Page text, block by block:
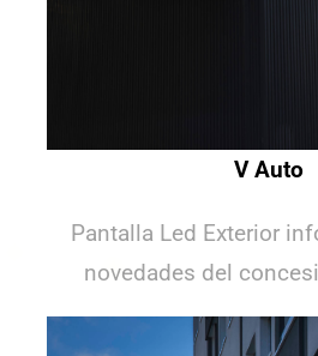
V Auto
Pantalla Led Exterior
novedades del